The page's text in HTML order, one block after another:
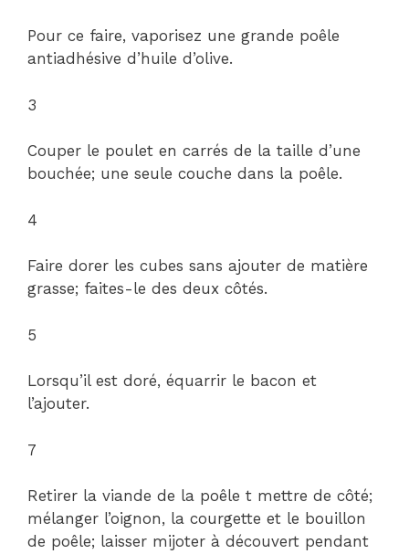
Pour ce faire, vaporisez une grande poêle
antiadhésive d’huile d’olive.
3
Couper le poulet en carrés de la taille d’une
bouchée; une seule couche dans la poêle.
4
Faire dorer les cubes sans ajouter de matière
grasse; faites-le des deux côtés.
5
Lorsqu’il est doré, équarrir le bacon et
l’ajouter.
7
Retirer la viande de la poêle t mettre de côté;
mélanger l’oignon, la courgette et le bouillon
de poêle; laisser mijoter à découvert pendant